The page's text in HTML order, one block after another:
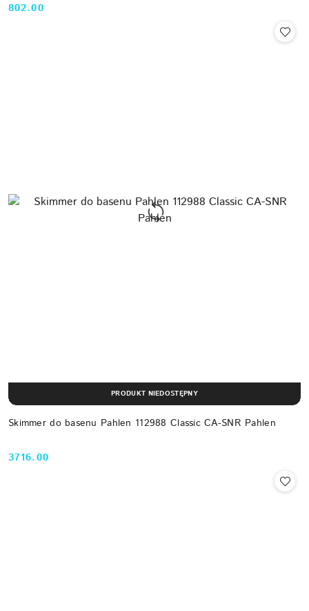
Cena:
802.00
Skimmer do basenu Pahlen 112988 Classic CA-SNR Pahlen
Cena:
3716.00
PRODUKT NIEDOSTĘPNY